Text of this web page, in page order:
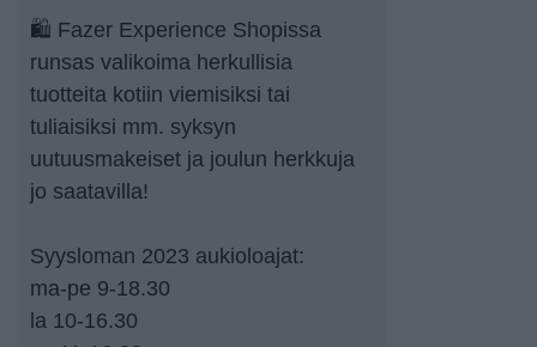
🛍️ Fazer Experience Shopissa
runsas valikoima herkullisia
tuotteita kotiin viemisiksi tai
tuliaisiksi mm. syksyn
uutuusmakeiset ja joulun herkkuja
jo saatavilla!
Syysloman 2023 aukioloajat:
ma-pe 9-18.30
la 10-16.30